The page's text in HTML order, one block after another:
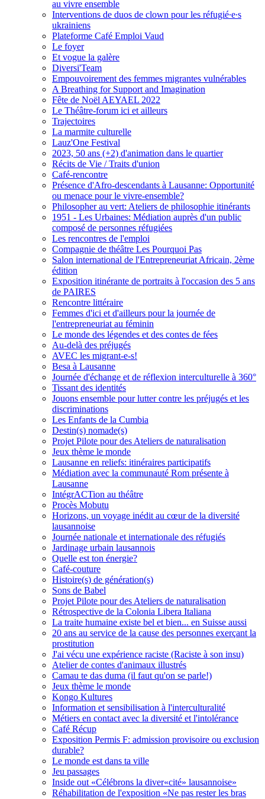
au vivre ensemble
Interventions de duos de clown pour les réfugié∙e∙s
ukrainiens
Plateforme Café Emploi Vaud
Le foyer
Et vogue la galère
Diversi'Team
Empouvoirement des femmes migrantes vulnérables
A Breathing for Support and Imagination
Fête de Noël AEYAEL 2022
Le Théâtre-forum ici et ailleurs
Trajectoires
La marmite culturelle
Lauz'One Festival
2023, 50 ans (+2) d'animation dans le quartier
Récits de Vie / Traits d'union
Café-rencontre
Présence d'Afro-descendants à Lausanne: Opportunité
ou menace pour le vivre-ensemble?
Philosopher au vert: Ateliers de philosophie itinérants
1951 - Les Urbaines: Médiation auprès d'un public
composé de personnes réfugiées
Les rencontres de l'emploi
Compagnie de théâtre Les Pourquoi Pas
Salon international de l'Entrepreneuriat Africain, 2ème
édition
Exposition itinérante de portraits à l'occasion des 5 ans
de PAIRES
Rencontre littéraire
Femmes d'ici et d'ailleurs pour la journée de
l'entrepreneuriat au féminin
Le monde des légendes et des contes de fées
Au-delà des préjugés
AVEC les migrant-e-s!
Besa à Lausanne
Journée d'échange et de réflexion interculturelle à 360°
Tissant des identités
Jouons ensemble pour lutter contre les préjugés et les
discriminations
Les Enfants de la Cumbia
Destin(s) nomade(s)
Projet Pilote pour des Ateliers de naturalisation
Jeux thème le monde
Lausanne en reliefs: itinéraires participatifs
Médiation avec la communauté Rom présente à
Lausanne
IntégrACTion au théâtre
Procès Mobutu
Horizons, un voyage inédit au cœur de la diversité
lausannoise
Journée nationale et internationale des réfugiés
Jardinage urbain lausannois
Quelle est ton énergie?
Café-couture
Histoire(s) de génération(s)
Sons de Babel
Projet Pilote pour des Ateliers de naturalisation
Rétrospective de la Colonia Libera Italiana
La traite humaine existe bel et bien... en Suisse aussi
20 ans au service de la cause des personnes exerçant la
prostitution
J'ai vécu une expérience raciste (Raciste à son insu)
Atelier de contes d'animaux illustrés
Camau te das duma (il faut qu'on se parle!)
Jeux thème le monde
Kongo Kultures
Information et sensibilisation à l'interculturalité
Métiers en contact avec la diversité et l'intolérance
Café Récup
Exposition Permis F: admission provisoire ou exclusion
durable?
Le monde est dans ta ville
Jeu passages
Inside out «Célébrons la diver«cité» lausannoise»
Réhabilitation de l'exposition «Ne pas rester les bras